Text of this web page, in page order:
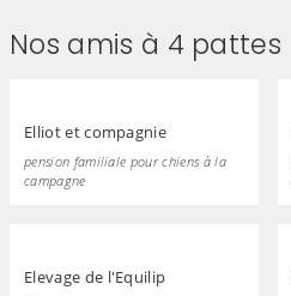
Nos amis à 4 pattes
Elliot et compagnie
pension familiale pour chiens à la
campagne
Elevage de l'Equilip